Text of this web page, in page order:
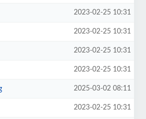
2023-02-25 10:31
2023-02-25 10:31
2023-02-25 10:31
2023-02-25 10:31
2025-03-02 08:11
2023-02-25 10:31